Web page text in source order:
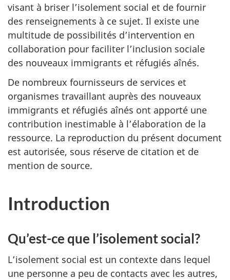
visant à briser l’isolement social et de fournir
des renseignements à ce sujet. Il existe une
multitude de possibilités d’intervention en
collaboration pour faciliter l’inclusion sociale
des nouveaux immigrants et réfugiés aînés.
De nombreux fournisseurs de services et
organismes travaillant auprès des nouveaux
immigrants et réfugiés aînés ont apporté une
contribution inestimable à l’élaboration de la
ressource. La reproduction du présent document
est autorisée, sous réserve de citation et de
mention de source.
Introduction
Qu’est-ce que l’isolement social?
L’isolement social est un contexte dans lequel
une personne a peu de contacts avec les autres,